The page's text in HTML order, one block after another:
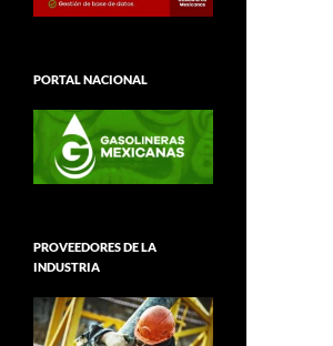
PORTAL NACIONAL
PROVEEDORES DE LA
INDUSTRIA